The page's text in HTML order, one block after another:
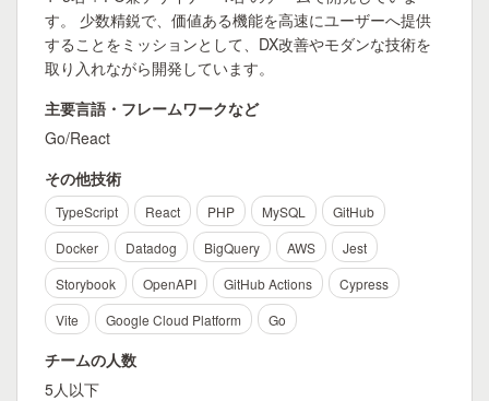
す。 少数精鋭で、価値ある機能を高速にユーザーへ提供
することをミッションとして、DX改善やモダンな技術を
取り入れながら開発しています。
主要言語・フレームワークなど
Go/React
その他技術
TypeScript React PHP MySQL
GitHub
Docker
Datadog BigQuery AWS
Jest
Storybook
OpenAPI GitHub Actions
Cypress
Vite
Google Cloud Platform Go
チームの人数
5人以下